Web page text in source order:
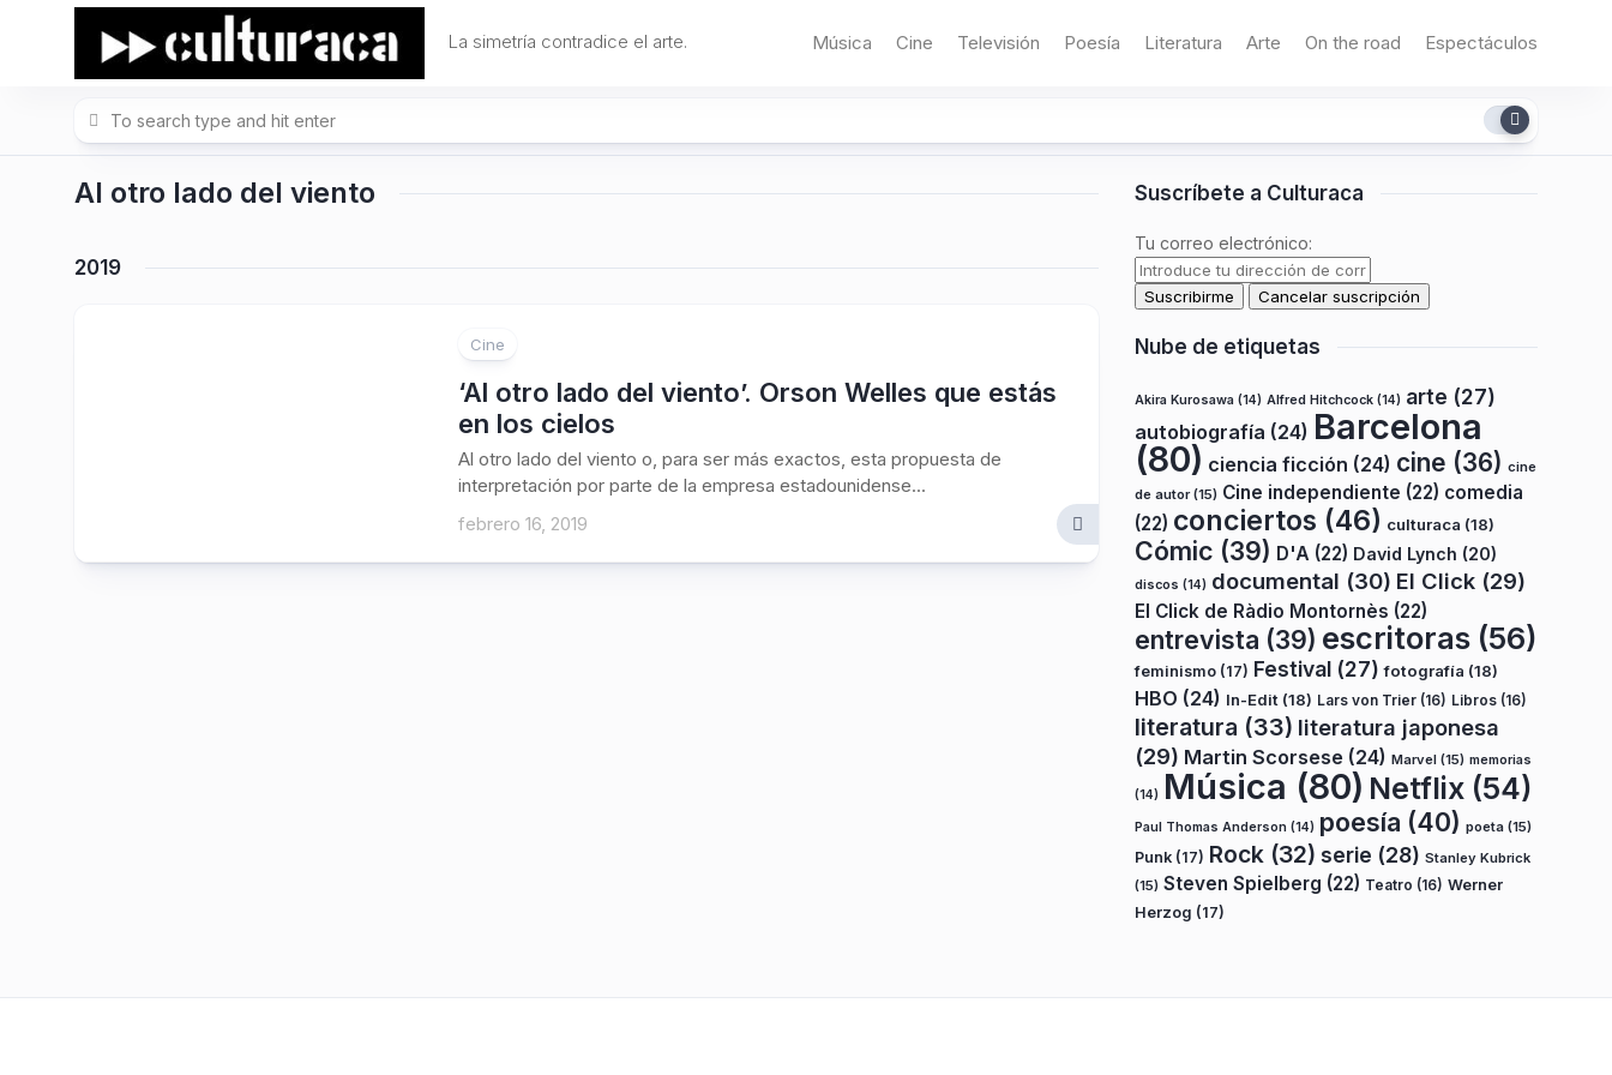
La simetría contradice el arte. Música Cine Televisión Poesía Literatura Arte On the road Espectáculos
Al otro lado del viento
2019
Cine
‘Al otro lado del viento’. Orson Welles que estás
en los cielos
Al otro lado del viento o, para ser más exactos, esta propuesta de
interpretación por parte de la empresa estadounidense...
febrero 16, 2019
Suscríbete a Culturaca
Tu correo electrónico:
Nube de etiquetas
Akira Kurosawa (14) Alfred Hitchcock (14) arte (27)
autobiografía (24) Barcelona
(80) ciencia ficción (24) cine (36) cine
de autor(15) Cine independiente (22) comedia
(22) conciertos (46) culturaca (18)
Cómic (39) D'A (22) David Lynch (20)
discos (14) documental (30) El Click (29)
El Click de Ràdio Montornès (22)
entrevista (39) escritoras (56)
feminismo (17) Festival (27) fotografía (18)
HBO (24) In-Edit (18) Lars von Trier (16) Libros (16)
literatura (33) literatura japonesa
(29) Martin Scorsese (24) Marvel (15) memorias
(14) Música (80) Netflix (54)
Paul Thomas Anderson (14) poesía (40) poeta (15)
Punk (17) Rock (32) serie (28) Stanley Kubrick
(15) Steven Spielberg (22) Teatro (16) Werner
Herzog (17)